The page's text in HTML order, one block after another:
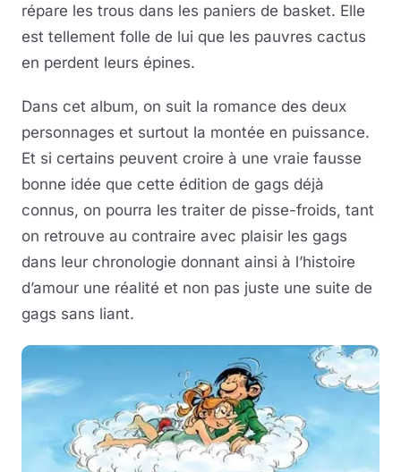
répare les trous dans les paniers de basket. Elle
est tellement folle de lui que les pauvres cactus
en perdent leurs épines.
Dans cet album, on suit la romance des deux
personnages et surtout la montée en puissance.
Et si certains peuvent croire à une vraie fausse
bonne idée que cette édition de gags déjà
connus, on pourra les traiter de pisse-froids, tant
on retrouve au contraire avec plaisir les gags
dans leur chronologie donnant ainsi à l’histoire
d’amour une réalité et non pas juste une suite de
gags sans liant.